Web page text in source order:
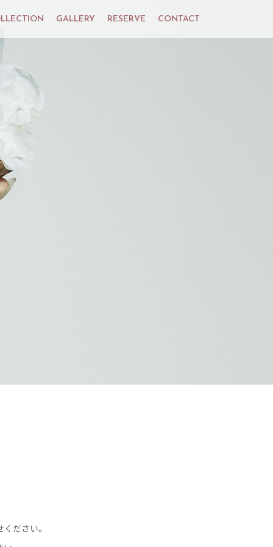
GALLERY RESERVE CONTACT
ださい。